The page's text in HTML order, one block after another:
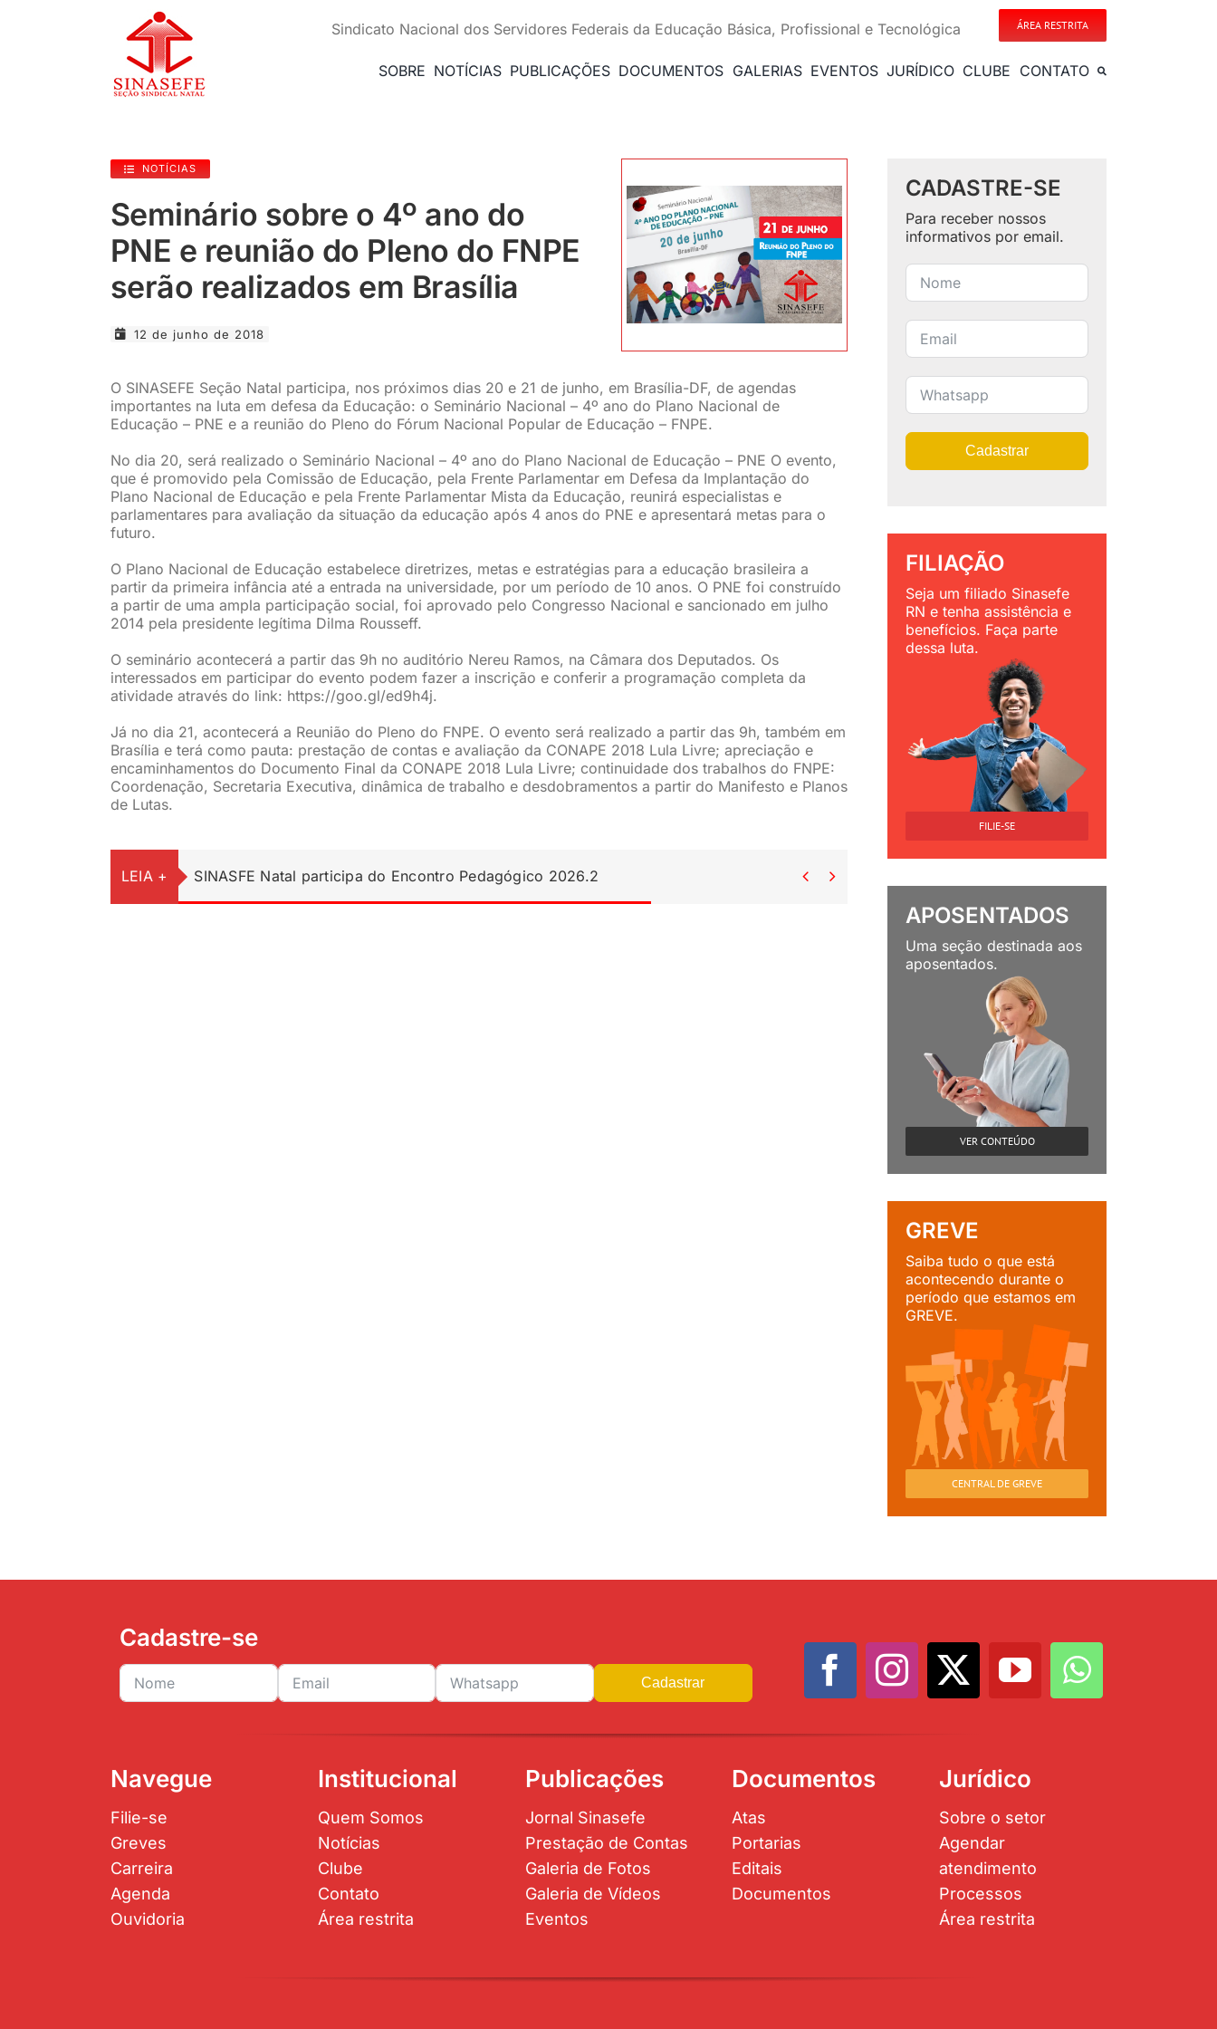
Sindicato Nacional dos Servidores Federais da Educação Básica, Profissional e Tecnológica ÁREA RESTRITA
SOBRE NOTÍCIAS PUBLICAÇÕES DOCUMENTOS GALERIAS EVENTOS JURÍDICO CLUBE CONTATO
NOTÍCIAS
Seminário sobre o 4º ano do
PNE e reunião do Pleno do FNPE
serão realizados em Brasília
12 de junho de 2018
O SINASEFE Seção Natal participa, nos próximos dias 20 e 21 de junho, em Brasília-DF, de agendas
importantes na luta em defesa da Educação: o Seminário Nacional – 4º ano do Plano Nacional de
Educação – PNE e a reunião do Pleno do Fórum Nacional Popular de Educação – FNPE.
No dia 20, será realizado o Seminário Nacional – 4º ano do Plano Nacional de Educação – PNE O evento,
que é promovido pela Comissão de Educação, pela Frente Parlamentar em Defesa da Implantação do
Plano Nacional de Educação e pela Frente Parlamentar Mista da Educação, reunirá especialistas e
parlamentares para avaliação da situação da educação após 4 anos do PNE e apresentará metas para o
futuro.
O Plano Nacional de Educação estabelece diretrizes, metas e estratégias para a educação brasileira a
partir da primeira infância até a entrada na universidade, por um período de 10 anos. O PNE foi construído
a partir de uma ampla participação social, foi aprovado pelo Congresso Nacional e sancionado em julho
2014 pela presidente legítima Dilma Rousseff.
O seminário acontecerá a partir das 9h no auditório Nereu Ramos, na Câmara dos Deputados. Os
interessados em participar do evento podem fazer a inscrição e conferir a programação completa da
atividade através do link: https://goo.gl/ed9h4j.
Já no dia 21, acontecerá a Reunião do Pleno do FNPE. O evento será realizado a partir das 9h, também em
Brasília e terá como pauta: prestação de contas e avaliação da CONAPE 2018 Lula Livre; apreciação e
encaminhamentos do Documento Final da CONAPE 2018 Lula Livre; continuidade dos trabalhos do FNPE:
Coordenação, Secretaria Executiva, dinâmica de trabalho e desdobramentos a partir do Manifesto e Planos
de Lutas.
LEIA + SINASFE Natal participa do Encontro Pedagógico 2026.2  
CADASTRE-SE
Para receber nossos
informativos por email.
Cadastrar
FILIAÇÃO
Seja um filiado Sinasefe
RN e tenha assistência e
benefícios. Faça parte
dessa luta.
FILIE-SE
APOSENTADOS
Uma seção destinada aos
aposentados.
VER CONTEÚDO
GREVE
Saiba tudo o que está
acontecendo durante o
período que estamos em
GREVE.
CENTRAL DE GREVE
Cadastre-se
Cadastrar
Navegue
Filie-se
Greves
Carreira
Agenda
Ouvidoria
Institucional
Quem Somos
Notícias
Clube
Contato
Área restrita
Publicações
Jornal Sinasefe
Prestação de Contas
Galeria de Fotos
Galeria de Vídeos
Eventos
Documentos
Atas
Portarias
Editais
Documentos
Jurídico
Sobre o setor
Agendar
atendimento
Processos
Área restrita